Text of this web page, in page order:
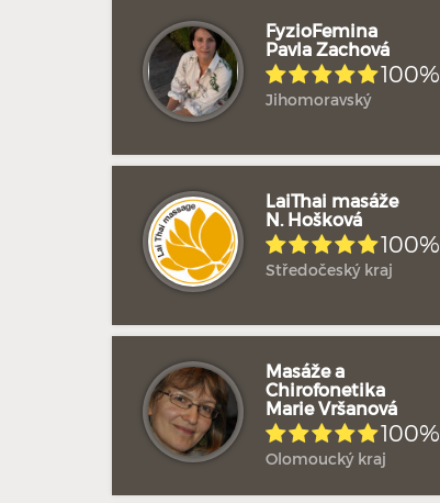
FyzioFemina
Pavla Zachová
100%
Jihomoravský
LaiThai masáže
N. Hošková
100%
Středočeský kraj
Masáže a
Chirofonetika
Marie Vršanová
100%
Olomoucký kraj